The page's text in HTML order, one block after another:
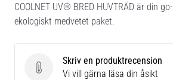
COOLNET UV® BRED HUVTRÄD är din
ekologiskt medvetet paket.
Skriv en produktrecension
Skriv en produktrecension
Vi vill gärna läsa din åsikt